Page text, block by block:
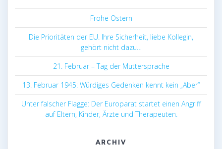
Frohe Ostern
Die Prioritäten der EU. Ihre Sicherheit, liebe Kollegin,
gehört nicht dazu…
21. Februar – Tag der Muttersprache
13. Februar 1945: Würdiges Gedenken kennt kein „Aber“
Unter falscher Flagge: Der Europarat startet einen Angriff
auf Eltern, Kinder, Ärzte und Therapeuten.
ARCHIV